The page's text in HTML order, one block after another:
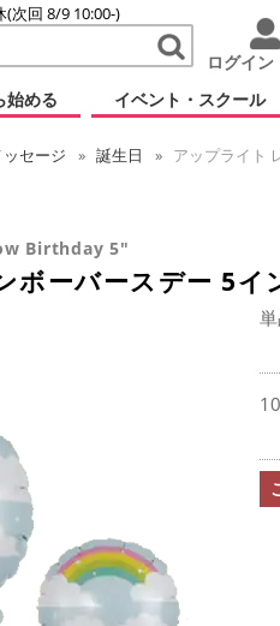
(次回 8/9 10:00-)
ログイン
始める イベント・スクール
ッセージ 誕生日
アップライト
Birthday 5"
ボーバースデー 5イ